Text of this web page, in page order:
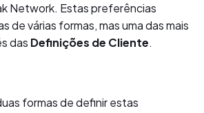
Network. Estas preferências
de várias formas, mas uma das mais
das Definições de Cliente.
formas de definir estas